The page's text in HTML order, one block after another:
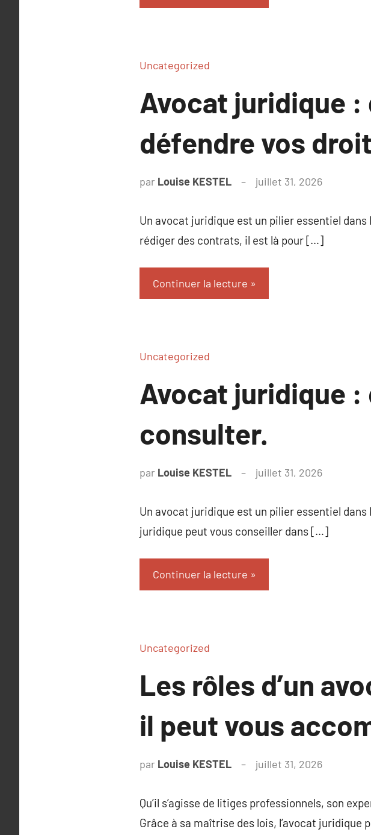
Uncategorized
Avocat juridique
défendre vos
par Louise KESTEL juillet 31, 2026
Un avocat juridique est un pilier essentiel
rédiger des contrats, il est là pour […]
Continuer la lecture
Uncategorized
Avocat juridique :
consulter.
par Louise KESTEL juillet 31, 2026
Un avocat juridique est un pilier essentiel dans
juridique peut vous conseiller dans […]
Continuer la lecture
Uncategorized
Les rôles d’un
il peut vous
par Louise KESTEL juillet 31, 2026
Qu’il s’agisse de litiges professionnels, son
Grâce à sa maîtrise des lois, l’avocat juridique